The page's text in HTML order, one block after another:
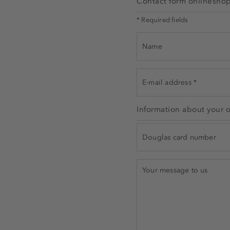
* Required fields
Information about your